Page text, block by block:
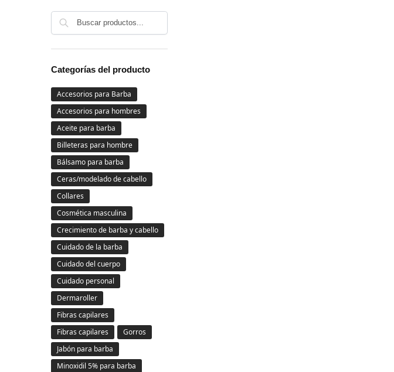
Categorías del producto
Accesorios para Barba
Accesorios para hombres
Aceite para barba
Billeteras para hombre
Bálsamo para barba
Ceras/modelado de cabello
Collares
Cosmética masculina
Crecimiento de barba y cabello
Cuidado de la barba
Cuidado del cuerpo
Cuidado personal
Dermaroller
Fibras capilares
Fibras capilares
Gorros
Jabón para barba
Minoxidil 5% para barba